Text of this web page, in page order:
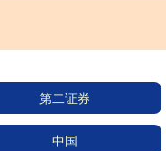
第二证券
中国